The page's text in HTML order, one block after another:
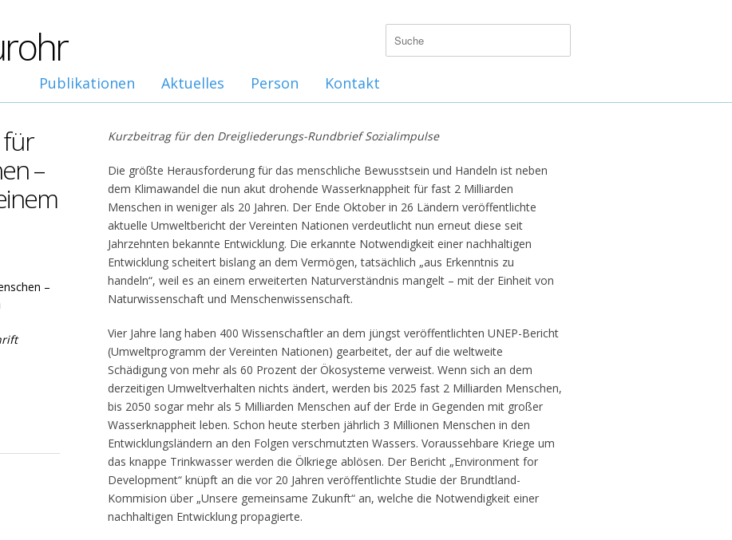
Publikationen Aktuelles Person Kontakt
–
–
Kurzbeitrag für den Dreigliederungs-Rundbrief Sozialimpulse
Die größte Herausforderung für das menschliche Bewusstsein und Handeln ist neben
dem Klimawandel die nun akut drohende Wasserknappheit für fast 2 Milliarden
Menschen in weniger als 20 Jahren. Der Ende Oktober in 26 Ländern veröffentlichte
aktuelle Umweltbericht der Vereinten Nationen verdeutlicht nun erneut diese seit
Jahrzehnten bekannte Entwicklung. Die erkannte Notwendigkeit einer nachhaltigen
Entwicklung scheitert bislang an dem Vermögen, tatsächlich „aus Erkenntnis zu
handeln“, weil es an einem erweiterten Naturverständnis mangelt – mit der Einheit von
Naturwissenschaft und Menschenwissenschaft.
Vier Jahre lang haben 400 Wissenschaftler an dem jüngst veröffentlichten UNEP-Bericht
(Umweltprogramm der Vereinten Nationen) gearbeitet, der auf die weltweite
Schädigung von mehr als 60 Prozent der Ökosysteme verweist. Wenn sich an dem
derzeitigen Umweltverhalten nichts ändert, werden bis 2025 fast 2 Milliarden Menschen,
bis 2050 sogar mehr als 5 Milliarden Menschen auf der Erde in Gegenden mit großer
Wasserknappheit leben. Schon heute sterben jährlich 3 Millionen Menschen in den
Entwicklungsländern an den Folgen verschmutzten Wassers. Voraussehbare Kriege um
das knappe Trinkwasser werden die Ölkriege ablösen. Der Bericht „Environment for
Development“ knüpft an die vor 20 Jahren veröffentlichte Studie der Brundtland-
Kommision über „Unsere gemeinsame Zukunft“ an, welche die Notwendigkeit einer
nachhaltigen Entwicklung propagierte.